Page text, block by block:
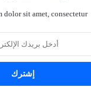
dolor sit amet, consectetur.